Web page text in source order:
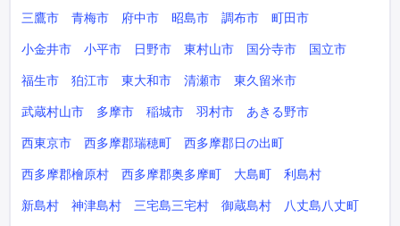
三鷹市 青梅市 府中市 昭島市 調布市 町田市
小金井市 小平市 日野市 東村山市 国分寺市 国立市
福生市 狛江市 東大和市 清瀬市 東久留米市
武蔵村山市 多摩市 稲城市 羽村市 あきる野市
西東京市 西多摩郡瑞穂町 西多摩郡日の出町
西多摩郡檜原村 西多摩郡奥多摩町 大島町 利島村
新島村 神津島村 三宅島三宅村 御蔵島村 八丈島八丈町